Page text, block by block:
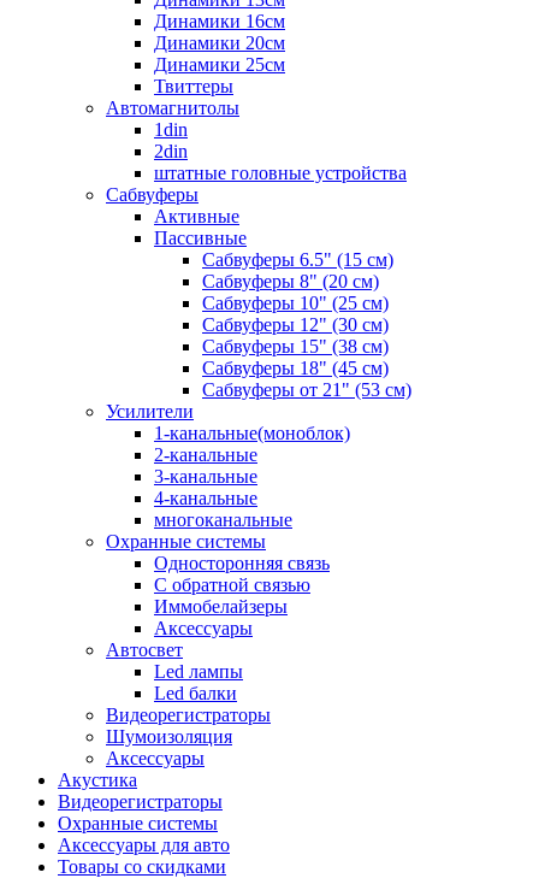
Динамики 16см
Динамики 20см
Динамики 25см
Твиттеры
Автомагнитолы
1din
2din
штатные головные устройства
Сабвуферы
Активные
Пассивные
Сабвуферы 6.5" (15 см)
Сабвуферы 8" (20 см)
Сабвуферы 10" (25 см)
Сабвуферы 12" (30 см)
Сабвуферы 15" (38 см)
Сабвуферы 18" (45 см)
Сабвуферы от 21" (53 см)
Усилители
1-канальные(моноблок)
2-канальные
3-канальные
4-канальные
многоканальные
Охранные системы
Односторонняя связь
С обратной связью
Иммобелайзеры
Аксессуары
Автосвет
Led лампы
Led балки
Видеорегистраторы
Шумоизоляция
Аксессуары
Акустика
Видеорегистраторы
Охранные системы
Аксессуары для авто
Товары со скидками